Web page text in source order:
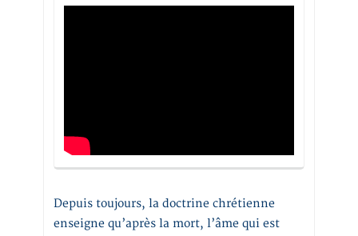
Depuis toujours, la doctrine chrétienne
enseigne qu’après la mort, l’âme qui est